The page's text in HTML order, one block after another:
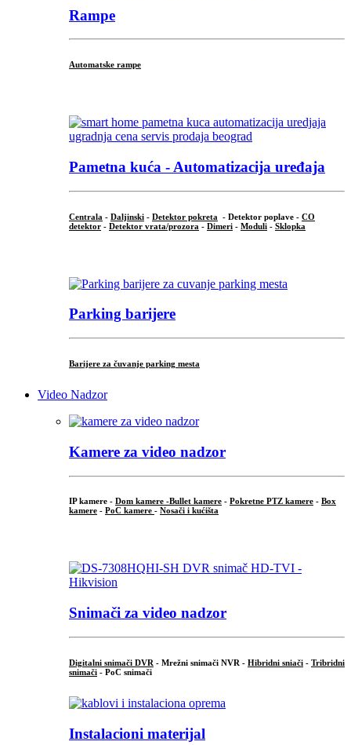
Rampe
Automatske rampe
Pametna kuća - Automatizacija uređaja
Centrala - Daljinski - Detektor pokreta - Detektor poplave - CO
detektor - Detektor vrata/prozora - Dimeri - Moduli - Sklopka
Parking barijere
Barijere za čuvanje parking mesta
Video Nadzor
Kamere za video nadzor
IP kamere - Dom kamere -Bullet kamere - Pokretne PTZ kamere - Box
kamere - PoC kamere - Nosači i kućišta
Snimači za video nadzor
Digitalni snimači DVR - Mrežni snimači NVR - Hibridni sniači - Tribridni
snimači - PoC snimači
Instalacioni materijal